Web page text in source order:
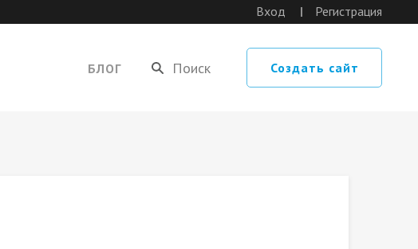
Вход Регистрация
БЛОГ Создать сайт